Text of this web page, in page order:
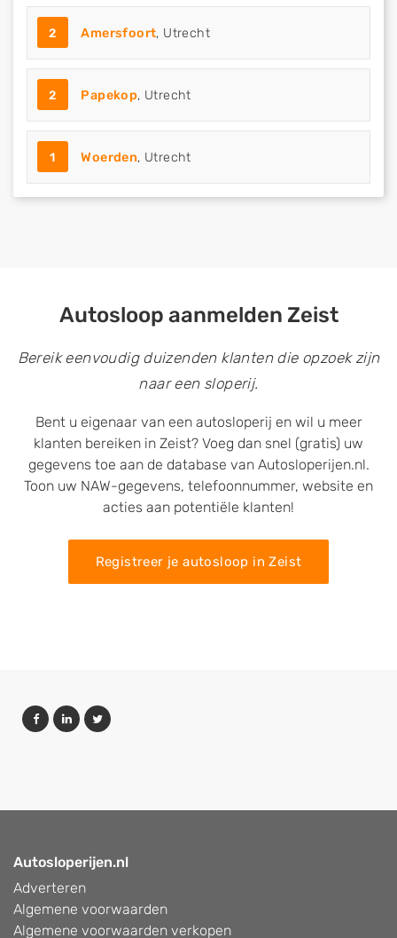
2 Amersfoort, Utrecht
2 Papekop, Utrecht
1 Woerden, Utrecht
Autosloop aanmelden Zeist
Bereik eenvoudig duizenden klanten die opzoek zijn
naar een sloperij.
Bent u eigenaar van een autosloperij en wil u meer
klanten bereiken in Zeist? Voeg dan snel (gratis) uw
gegevens toe aan de database van Autosloperijen.nl.
Toon uw NAW-gegevens, telefoonnummer, website en
acties aan potentiële klanten!
Registreer je autosloop in Zeist
Autosloperijen.nl
Adverteren
Algemene voorwaarden
Algemene voorwaarden verkopen